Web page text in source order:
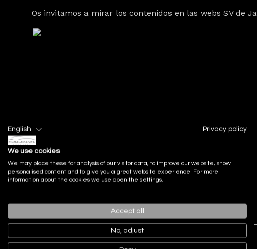
Os invitamos a mirar los contenidos en las webs SV de
English Privacy policy
We use cookies
We may place these for analysis of our visitor data, to improve our website, show
personalised content and to give you a great website experience. For more
information about the cookies we use open the settings.
Accept all
No, adjust